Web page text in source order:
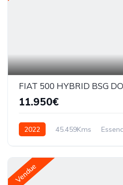
FIAT 500 HYBRID BSG
11.950€
2022 45.459Kms
Vendue